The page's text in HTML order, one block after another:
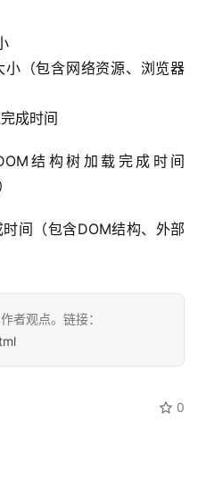
注册
（包含网络资源、浏览器
成时间
结构树加载完成时间
间（包含DOM结构、外部
者观点。链接：
0